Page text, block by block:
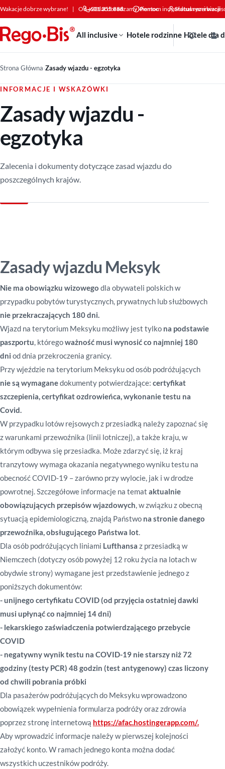
Przejdź do treści
Wakacje dobrze wybrane! | Od +30 lat doradzamy klientom indywidualnym i
601 355 888 Pomoc Status rezerwacji
All inclusive Hotele rodzinne Hotele dla
Strona Główna›Zasady wjazdu - egzotyka
INFORMACJE I WSKAZÓWKI
Zasady wjazdu -
egzotyka
Zalecenia i dokumenty dotyczące zasad wjazdu do
poszczególnych krajów.
Zasady wjazdu Meksyk
Nie ma obowiązku wizowego dla obywateli polskich w
przypadku pobytów turystycznych, prywatnych lub służbowych
nie przekraczających 180 dni.
Wjazd na terytorium Meksyku możliwy jest tylko na podstawie
paszportu, któregoważność musi wynosić co najmniej 180
dni od dnia przekroczenia granicy.
Przy wjeździe na terytorium Meksyku od osób podróżujących
nie są wymaganedokumenty potwierdzające: certyfikat
szczepienia, certyfikat ozdrowieńca, wykonanie testu na
Covid.
W przypadku lotów rejsowych z przesiadką należy zapoznać się
z warunkami przewoźnika (linii lotniczej), a także kraju, w
którym odbywa się przesiadka. Może zdarzyć się, iż kraj
tranzytowy wymaga okazania negatywnego wyniku testu na
obecność COVID-19 – zarówno przy wylocie, jak i w drodze
powrotnej. Szczegółowe informacje na temat aktualnie
obowiązujących przepisów wjazdowych, w związku z obecną
sytuacją epidemiologiczną, znajdą Państwo na stronie danego
przewoźnika, obsługującego Państwa lot.
Dla osób podróżujących liniami Lufthansa z przesiadką w
Niemczech (dotyczy osób powyżej 12 roku życia na lotach w
obydwie strony) wymagane jest przedstawienie jednego z
poniższych dokumentów:
- unijnego certyfikatu COVID (od przyjęcia ostatniej dawki
musi upłynąć co najmniej 14 dni)
- lekarskiego zaświadczenia potwierdzającego przebycie
COVID
- negatywny wynik testu na COVID-19 nie starszy niż 72
godziny (testy PCR) 48 godzin (test antygenowy) czas liczony
od chwili pobrania próbki
Dla pasażerów podróżujących do Meksyku wprowadzono
obowiązek wypełnienia formularza podróży oraz zdrowia
poprzez stronę internetową https://afac.hostingerapp.com/.
Aby wprowadzić informacje należy w pierwszej kolejności
założyć konto. W ramach jednego konta można dodać
wszystkich uczestników podróży.